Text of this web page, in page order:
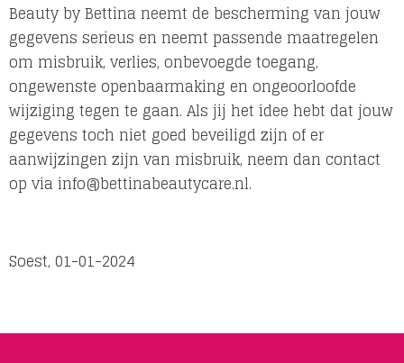
Beauty by Bettina neemt de bescherming van jouw
gegevens serieus en neemt passende maatregelen
om misbruik, verlies, onbevoegde toegang,
ongewenste openbaarmaking en ongeoorloofde
wijziging tegen te gaan. Als jij het idee hebt dat jouw
gegevens toch niet goed beveiligd zijn of er
aanwijzingen zijn van misbruik, neem dan contact
op via info@bettinabeautycare.nl.
Soest, 01-01-2024